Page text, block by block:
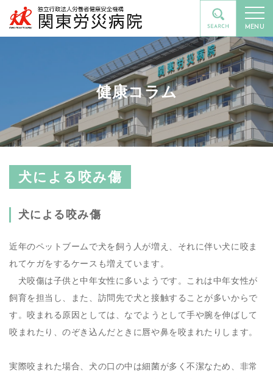
MENU
健康コラム
犬による咬み傷
犬による咬み傷
近年のペットブームで犬を飼う人が増え、それに伴い犬に咬ま
れてケガをするケースも増えています。
犬咬傷は子供と中年女性に多いようです。これは中年女性が
飼育を担当し、また、訪問先で犬と接触することが多いからで
す。咬まれる原因としては、なでようとして手や腕を伸ばして
咬まれたり、のぞき込んだときに唇や鼻を咬まれたりします。
実際咬まれた場合、犬の口の中は細菌が多く不潔なため、非常